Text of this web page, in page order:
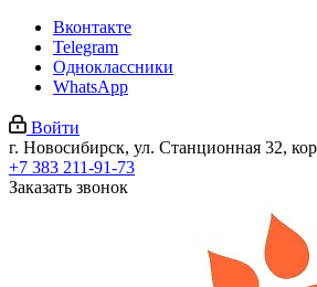
Вконтакте
Telegram
Одноклассники
WhatsApp
Войти
г. Новосибирск, ул. Станционная 32,
+7 383 211-91-73
Заказать звонок